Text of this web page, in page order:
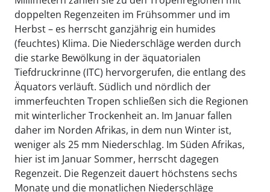
doppelten Regenzeiten im Frühsommer und im
Herbst – es herrscht ganzjährig ein humides
(feuchtes) Klima. Die Niederschläge werden durch
die starke Bewölkung in der äquatorialen
Tiefdruckrinne (ITC) hervorgerufen, die entlang des
Äquators verläuft. Südlich und nördlich der
immerfeuchten Tropen schließen sich die Regionen
mit winterlicher Trockenheit an. Im Januar fallen
daher im Norden Afrikas, in dem nun Winter ist,
weniger als 25 mm Niederschlag. Im Süden Afrikas,
hier ist im Januar Sommer, herrscht dagegen
Regenzeit. Die Regenzeit dauert höchstens sechs
Monate und die monatlichen Niederschläge